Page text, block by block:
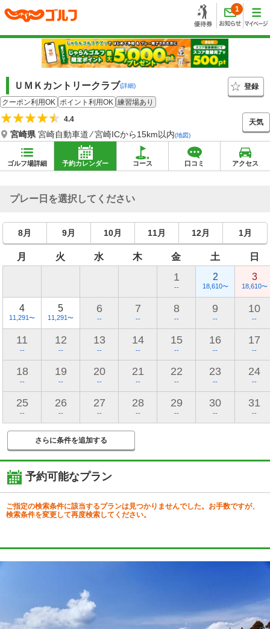
1
ＵＭＫカントリークラブ(詳細)
登録
クーポン利用OK ポイント利用OK 練習場あり
4.4
宮崎県宮崎自動車道 ⁄ 宮崎ICから15km以内(地図)
天気
ゴルフ場詳細 予約カレンダー コース 口コミ アクセス
プレー日を選択してください
8月 9月 10月 11月 12月 1月
月 火 水 木 金 土 日
1
--
2
18,610〜
3
18,610〜
4
11,291〜
5
11,291〜
6
--
7
--
8
--
9
--
10
--
11
--
12
--
13
--
14
--
15
--
16
--
17
--
18
--
19
--
20
--
21
--
22
--
23
--
24
--
25
--
26
--
27
--
28
--
29
--
30
--
31
--
さらに条件を追加する
予約可能なプラン
ご指定の検索条件に該当するプランは見つかりませんでした。お手数ですが、
検索条件を変更して再度検索してください。